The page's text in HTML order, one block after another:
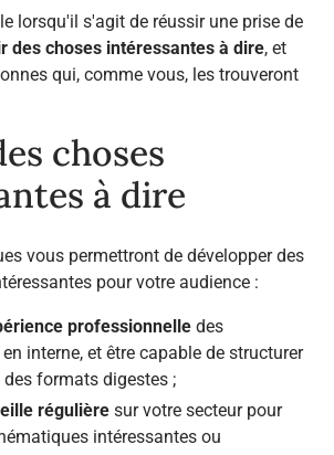
lorsqu'il s'agit de réussir une prise de
des choses intéressantes à dire, et
qui, comme vous, les trouveront
choses
à dire
vous permettront de développer des
pour votre audience :
professionnelle des
interne, et être capable de structurer
formats digestes ;
régulière sur votre secteur pour
intéressantes ou